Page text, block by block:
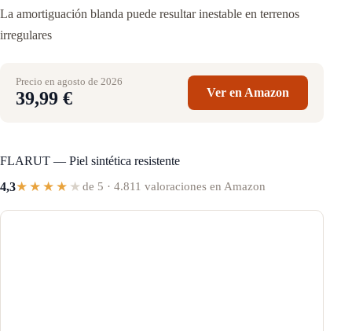
La amortiguación blanda puede resultar inestable en terrenos
irregulares
Precio en agosto de 2026
39,99 € Ver en Amazon
FLARUT — Piel sintética resistente
4,3★★★★ ★ de 5 · 4.811 valoraciones en Amazon